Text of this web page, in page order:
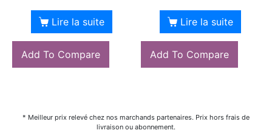
Lire la suite
Add To Compare
Lire la suite
Add To Compare
* Meilleur prix relevé chez nos marchands partenaires. Prix hors frais de
livraison ou abonnement.